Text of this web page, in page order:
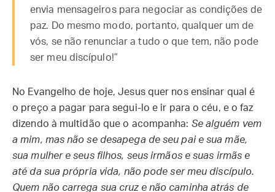
envia mensageiros para negociar as condições de
paz. Do mesmo modo, portanto, qualquer um de
vós, se não renunciar a tudo o que tem, não pode
ser meu discípulo!”
No Evangelho de hoje, Jesus quer nos ensinar qual é
o preço a pagar para segui-lo e ir para o céu, e o faz
dizendo à multidão que o acompanha: Se alguém vem
a mim, mas não se desapega de seu pai e sua mãe,
sua mulher e seus filhos, seus irmãos e suas irmãs e
até da sua própria vida, não pode ser meu discípulo.
Quem não carrega sua cruz e não caminha atrás de